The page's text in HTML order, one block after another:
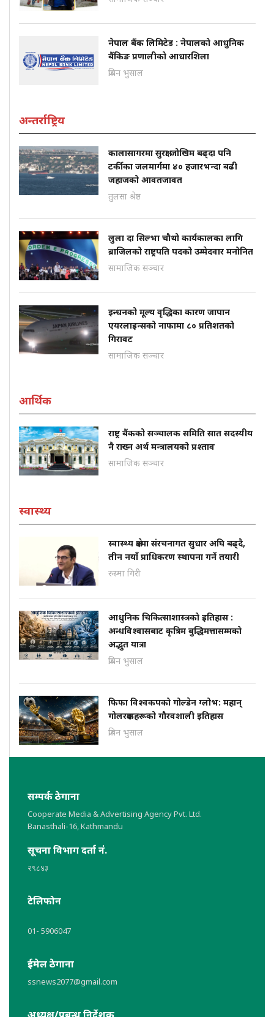
नेपाल बैंक लिमिटेड : नेपालको आधुनिक
बैंकिङ प्रणालीको आधारशिला
प्रबिन भुसाल
अन्तर्राष्ट्रिय
कालासागरमा सुरक्षा जोखिम बढ्दा पनि
टर्कीका जलमार्गमा ४० हजारभन्दा बढी
जहाजको आवतजावत
तुलसा श्रेष्ठ
लुला दा सिल्भा चौथो कार्यकालका लागि
ब्राजिलको राष्ट्रपति पदको उम्मेदवार मनोनित
सामाजिक सञ्चार
इन्धनको मूल्य वृद्धिका कारण जापान
एयरलाइन्सको नाफामा ८० प्रतिशतको
गिरावट
सामाजिक सञ्चार
आर्थिक
राष्ट्र बैंकको सञ्चालक समिति सात सदस्यीय
नै राख्न अर्थ मन्त्रालयको प्रश्ताव
सामाजिक सञ्चार
स्वास्थ्य
स्वास्थ्य क्षेत्रमा संरचनागत सुधार अघि बढ्दै,
तीन नयाँ प्राधिकरण स्थापना गर्ने तयारी
रुस्मा गिरी
आधुनिक चिकित्साशास्त्रको इतिहास :
अन्धविश्वासबाट कृत्रिम बुद्धिमत्तासम्मको
अद्भुत यात्रा
प्रबिन भुसाल
फिफा विश्वकपको गोल्डेन ग्लोभ: महान्
गोलरक्षकहरूको गौरवशाली इतिहास
प्रबिन भुसाल
सम्पर्क ठेगाना
Cooperate Media & Advertising Agency Pvt. Ltd.
Banasthali-16, Kathmandu
सूचना विभाग दर्ता नं.
२९८४३
टेलिफोन
01- 5906047
ईमेल ठेगाना
ssnews2077@gmail.com